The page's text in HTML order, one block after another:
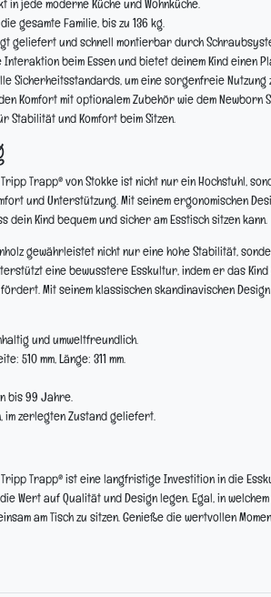
in jede moderne Küche und Wohnküche.
gesamte Familie, bis zu 136 kg.
geliefert und schnell montierbar durch
beim Essen und bietet deinem Kind einen
Sicherheitsstandards, um eine sorgenfreie Nutzung
Komfort mit optionalem Zubehör wie dem Newborn
Stabilität und Komfort beim Sitzen.
Trapp® von Stokke ist nicht nur ein Hochstuhl,
und Unterstützung. Mit seinem ergonomischen
dein Kind bequem und sicher am Esstisch sitzen kann.
gewährleistet nicht nur eine hohe Stabilität,
eine bewusstere Esskultur, indem er das Kind
Mit seinem klassischen skandinavischen
und umweltfreundlich.
510 mm, Länge: 311 mm.
bis 99 Jahre.
im zerlegten Zustand geliefert.
Trapp® ist eine langfristige Investition in die
Wert auf Qualität und Design legen. Egal, in
am Tisch zu sitzen. Genieße die wertvollen